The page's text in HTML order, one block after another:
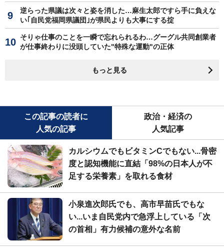
逆らった県議は次々と姿を消した…麻生太郎ですら手に負えな
い｢自民党福岡県議団｣が県民よりも大事にする掟
そりゃ仕事のことを一瞬で忘れられるわ…グーグル共同創業者
が仕事終わりに没頭していた"特殊な運動"の正体
もっと見る
この記事の読者に
人気の記事
政治・経済の
人気記事
カルシウムでもビタミンCでもない...骨密
度と認知機能に直結「98%の日本人が不
足する栄養素」を取れる食材
小泉進次郎氏でも、高市早苗氏でもな
い...いま自民党内で急浮上している「次
の首相」有力候補の意外な名前